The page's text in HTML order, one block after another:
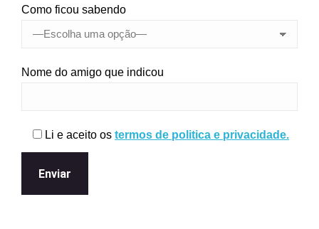
Como ficou sabendo
Nome do amigo que indicou
Li e aceito os termos de politica e privacidade.